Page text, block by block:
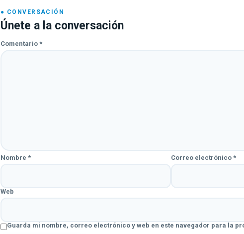
Únete a la conversación
Comentario *
Nombre * Correo electrónico *
Web
Guarda mi nombre, correo electrónico y web en este navegador para la